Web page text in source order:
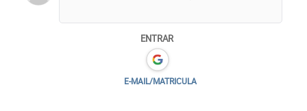
ENTRAR
E-MAIL/MATRICULA